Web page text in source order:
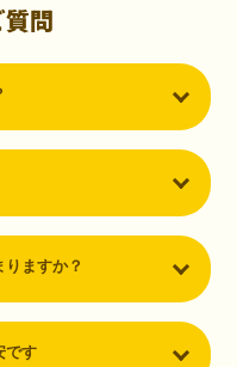
するだけでポイントが貯ま
の発行やアプリダウンロー
問
ますか？
です